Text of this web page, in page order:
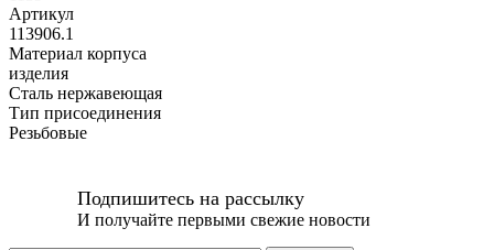
Артикул
113906.1
Материал корпуса
изделия
Сталь нержавеющая
Тип присоединения
Резьбовые
Подпишитесь на рассылку
И получайте первыми свежие новости